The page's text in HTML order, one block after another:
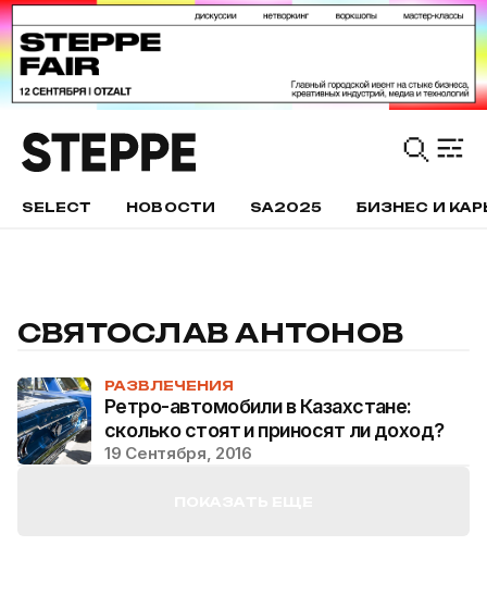
SELECT НОВОСТИ SA2025 БИЗНЕС И
СВЯТОСЛАВ АНТОНОВ
РАЗВЛЕЧЕНИЯ
Ретро-автомобили в Казахстане:
сколько стоят и приносят ли доход?
19 Сентября, 2016